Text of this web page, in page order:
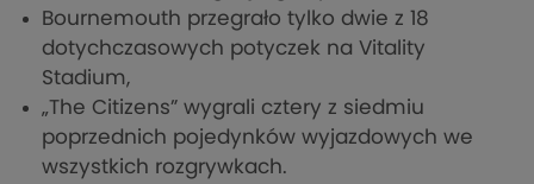
Bournemouth przegrało tylko dwie z 18
dotychczasowych potyczek na Vitality
Stadium,
„The Citizens” wygrali cztery z siedmiu
poprzednich pojedynków wyjazdowych we
wszystkich rozgrywkach.